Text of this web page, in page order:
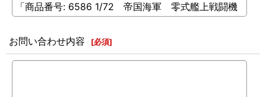
お問い合わせ内容 [必須]